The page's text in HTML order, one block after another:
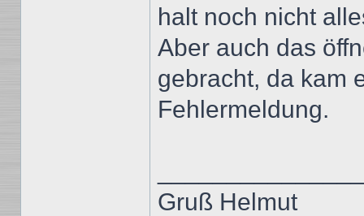
halt noch nicht
Aber auch das
gebracht, da kam
Fehlermeldung.
Gruß Helmut